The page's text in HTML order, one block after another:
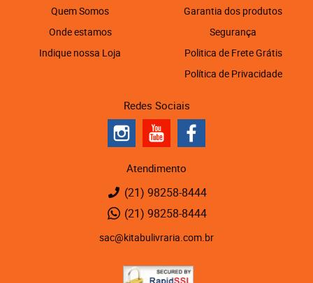
Quem Somos
Onde estamos
Indique nossa Loja
Garantia dos produtos
Segurança
Politica de Frete Grátis
Política de Privacidade
Redes Sociais
Atendimento
(21) 98258-8444
(21) 98258-8444
sac@kitabulivraria.com.br